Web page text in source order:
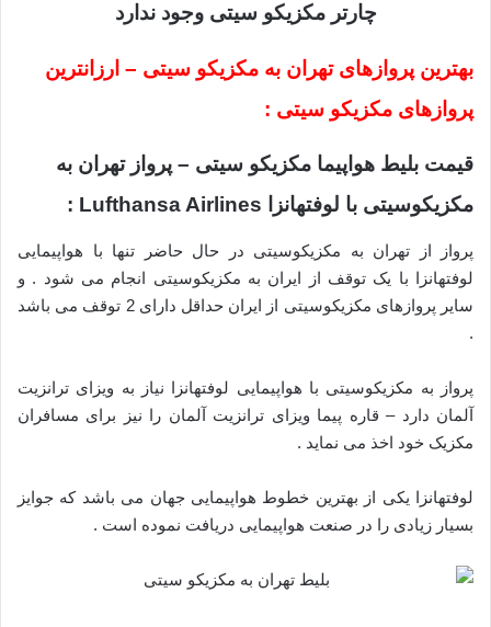
چارتر مکزیکو سیتی وجود ندارد
بهترین پروازهای تهران به مکزیکو سیتی – ارزانترین
پروازهای مکزیکو سیتی :
قیمت بلیط هواپیما مکزیکو سیتی – پرواز تهران به
مکزیکوسیتی با لوفتهانزا Lufthansa Airlines :
پرواز از تهران به مکزیکوسیتی در حال حاضر تنها با هواپیمایی
لوفتهانزا با یک توقف از ایران به مکزیکوسیتی انجام می شود . و
سایر پروازهای مکزیکوسیتی از ایران حداقل دارای 2 توقف می باشد
.
پرواز به مکزیکوسیتی با هواپیمایی لوفتهانزا نیاز به ویزای ترانزیت
آلمان دارد – قاره پیما ویزای ترانزیت آلمان را نیز برای مسافران
مکزیک خود اخذ می نماید .
لوفتهانزا یکی از بهترین خطوط هواپیمایی جهان می باشد که جوایز
بسیار زیادی را در صنعت هواپیمایی دریافت نموده است .